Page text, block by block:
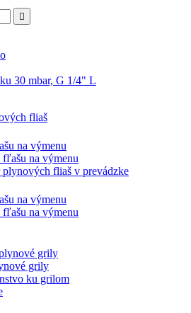

30 mbar, G 1/4" L
fliaš
na výmenu
fľašu na výmenu
plynových fliaš v prevádzke
na výmenu
fľašu na výmenu
grily
grily
ku grilom